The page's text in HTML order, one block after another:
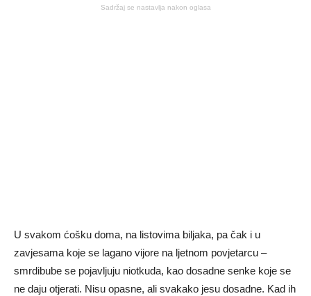
Sadržaj se nastavlja nakon oglasa
U svakom ćošku doma, na listovima biljaka, pa čak i u
zavjesama koje se lagano vijore na ljetnom povjetarcu –
smrdibube se pojavljuju niotkuda, kao dosadne senke koje se
ne daju otjerati. Nisu opasne, ali svakako jesu dosadne. Kad ih